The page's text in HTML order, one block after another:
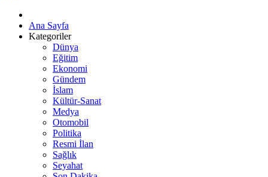
Ana Sayfa
Kategoriler
Dünya
Eğitim
Ekonomi
Gündem
İslam
Kültür-Sanat
Medya
Otomobil
Politika
Resmi İlan
Sağlık
Seyahat